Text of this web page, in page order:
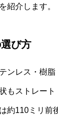
紹介します。
び方
ンレス・樹
もストレート
約110ミリ前